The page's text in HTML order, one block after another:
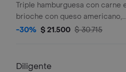
Triple hamburguesa con carne
brioche con queso americano,
lechuga, tomate, cebolla grille,
-30% $ 21.500 $ 30.715
Diligente